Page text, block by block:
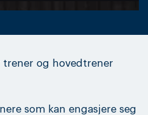
og hovedtrener
som kan engasjere seg